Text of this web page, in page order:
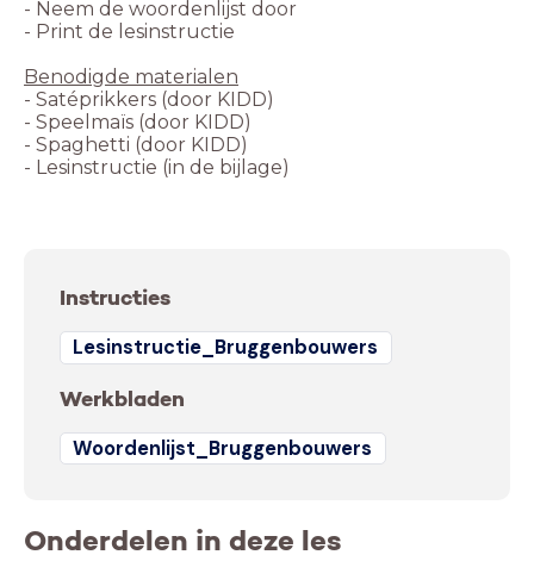
Benodigde materialen
Instructies
Lesinstructie_Bruggenbouwers
Werkbladen
Woordenlijst_Bruggenbouwers
Onderdelen in deze les